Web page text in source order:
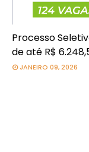
Processo
de até R$
JANEIRO 09, 2026